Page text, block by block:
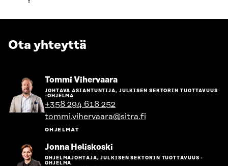
Ota yhteyttä
Tommi VihervaaraSiirry
henkilön
JOHTAVA ASIANTUNTIJA, JULKISEN SEKTORIN TUOTTAVUUS
-OHJELMA
+358 294 618 252
tommi.vihervaara@sitra.fi
OHJELMAT
Jonna Heliskoski
henkilön
OHJELMAJOHTAJA, JULKISEN SEKTORIN TUOTTAVUUS -
OHJELMA